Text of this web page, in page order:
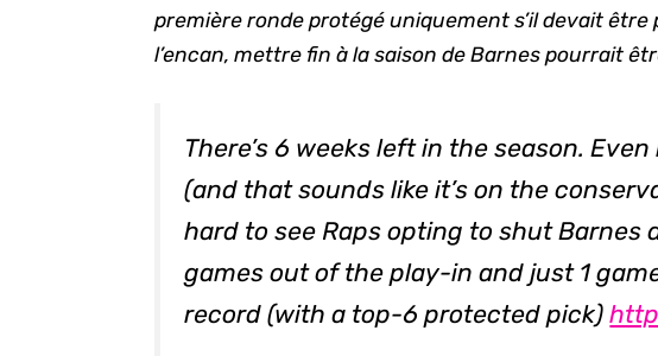
première ronde protégé uniquement s’il devait être
l’encan, mettre fin à la saison de Barnes pourrait
There’s 6 weeks left in the season.
(and that sounds like it’s on the
hard to see Raps opting to shut Barnes
games out of the play-in and just 1
record (with a top-6 protected pick)